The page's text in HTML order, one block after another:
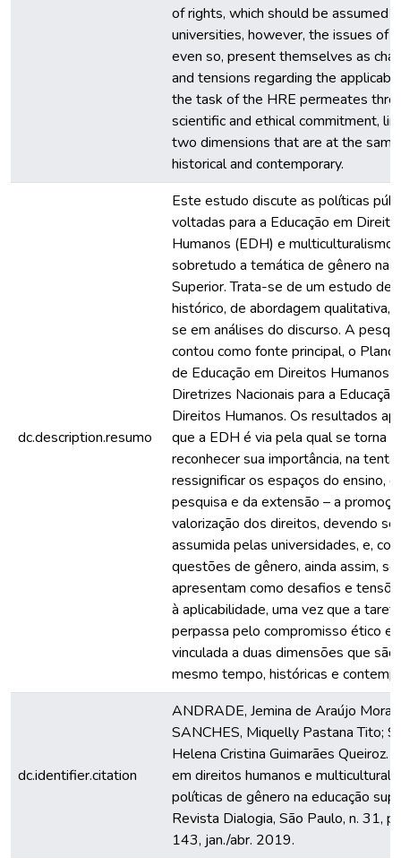
of rights, which should be assumed
universities, however, the issues of
even so, present themselves as
and tensions regarding the
the task of the HRE permeates
scientific and ethical commitment,
two dimensions that are at the
historical and contemporary.
dc.description.resumo
Este estudo discute as políticas
voltadas para a Educação em
Humanos (EDH) e multiculturalismo,
sobretudo a temática de gênero na
Superior. Trata-se de um estudo de
histórico, de abordagem qualitativa,
se em análises do discurso. A
contou como fonte principal, o Plano
de Educação em Direitos Humanos
Diretrizes Nacionais para a
Direitos Humanos. Os resultados
que a EDH é via pela qual se torna
reconhecer sua importância, na
ressignificar os espaços do ensino,
pesquisa e da extensão – a
valorização dos direitos, devendo ser
assumida pelas universidades, e,
questões de gênero, ainda assim, se
apresentam como desafios e
à aplicabilidade, uma vez que a
perpassa pelo compromisso ético e
vinculada a duas dimensões que são
mesmo tempo, históricas e
dc.identifier.citation
ANDRADE, Jemina de Araújo
SANCHES, Miquelly Pastana Tito;
Helena Cristina Guimarães Queiroz.
em direitos humanos e
políticas de gênero na educação
Revista Dialogia, São Paulo, n. 31,
143, jan./abr. 2019.